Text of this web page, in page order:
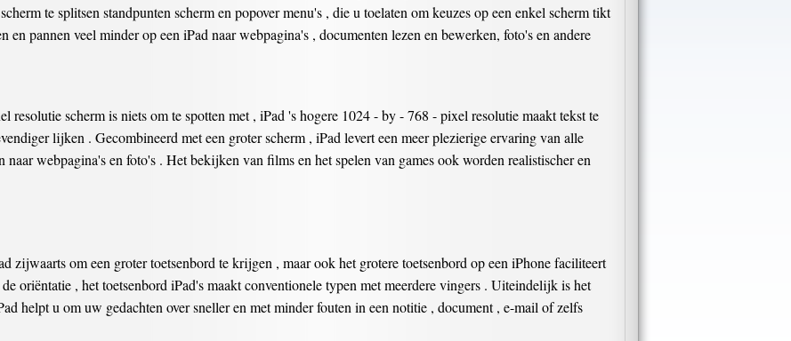
te splitsen standpunten scherm en popover menu's , die u toelaten om keuzes op een enkel scherm tikt
en pannen veel minder op een iPad naar webpagina's , documenten lezen en bewerken, foto's en andere
resolutie scherm is niets om te spotten met , iPad 's hogere 1024 - by - 768 - pixel resolutie maakt tekst te
lijken . Gecombineerd met een groter scherm , iPad levert een meer plezierige ervaring van alle
webpagina's en foto's . Het bekijken van films en het spelen van games ook worden realistischer en
zijwaarts om een groter toetsenbord te krijgen , maar ook het grotere toetsenbord op een iPhone faciliteert
oriëntatie , het toetsenbord iPad's maakt conventionele typen met meerdere vingers . Uiteindelijk is het
helpt u om uw gedachten over sneller en met minder fouten in een notitie , document , e-mail of zelfs